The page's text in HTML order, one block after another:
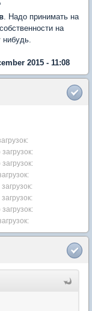
. Надо принимать на
на
2015 - 11:08